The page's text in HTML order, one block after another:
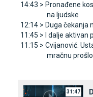
14:43 > Pronađene
na ljudske
12:14 > Duga čekanja
11:45 >
I dalje aktivan
11:15 > Cvijanović:
mračnu
31:47